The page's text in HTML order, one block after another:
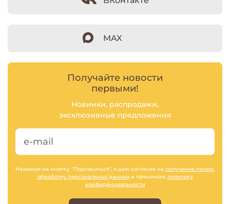
MAX
Получайте новости
первыми!
Новинки, распродажи,
эксклюзивные предложения
Нажимая на кнопку "Подписаться", я даю согласие на получение писем,
обработку персональных данныхи принимаю политику
конфиденциальности